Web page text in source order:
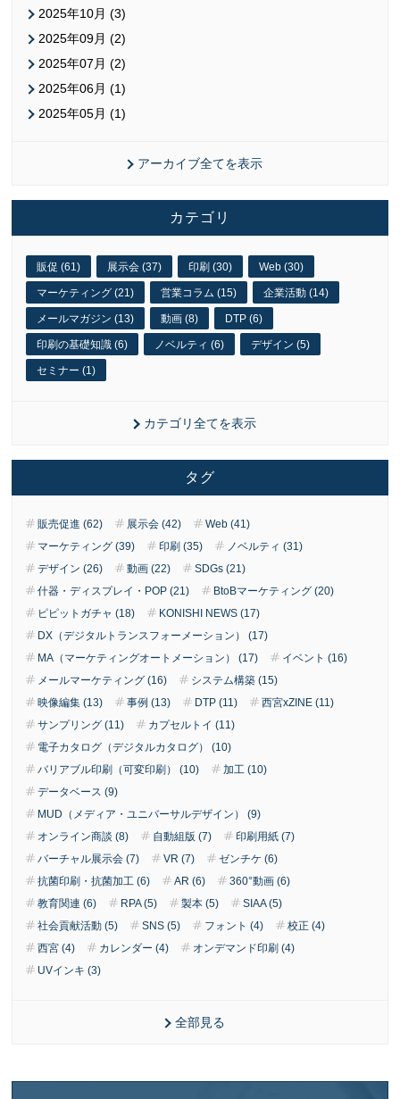
2025年10月 (3)
2025年09月 (2)
2025年07月 (2)
2025年06月 (1)
2025年05月 (1)
アーカイブ全てを表示
カテゴリ
販促 (61) 展示会 (37) 印刷 (30) Web (30)
マーケティング (21) 営業コラム (15) 企業活動 (14)
メールマガジン (13) 動画 (8) DTP (6)
印刷の基礎知識 (6) ノベルティ (6) デザイン (5)
セミナー (1)
カテゴリ全てを表示
タグ
販売促進 (62) 展示会 (42)
Web (41)
マーケティング (39)
印刷 (35)
ノベルティ (31)
デザイン (26)
動画 (22)
SDGs (21)
什器・ディスプレイ・POP (21)
BtoBマーケティング (20)
ピピットガチャ (18)
KONISHI NEWS (17)
DX（デジタルトランスフォーメーション） (17)
MA（マーケティングオートメーション） (17)
イベント (16)
メールマーケティング (16)
システム構築 (15)
映像編集 (13)
事例 (13) DTP (11)
西宮xZINE (11)
サンプリング (11)
カプセルトイ (11)
電子カタログ（デジタルカタログ） (10)
バリアブル印刷（可変印刷） (10)
加工 (10)
データベース (9)
MUD（メディア・ユニバーサルデザイン） (9)
オンライン商談 (8)
自動組版 (7)
印刷用紙 (7)
バーチャル展示会 (7)
VR (7)
ゼンチケ (6)
抗菌印刷・抗菌加工 (6)
AR (6)
360°動画 (6)
教育関連 (6)
RPA (5) 製本 (5)
SIAA (5)
社会貢献活動 (5)
SNS (5) フォント (4)
校正 (4)
西宮 (4)
カレンダー (4)
オンデマンド印刷 (4)
UVインキ (3)
全部見る